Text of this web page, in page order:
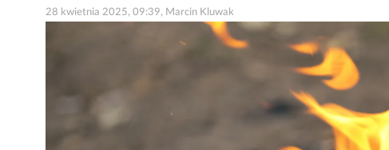
28 kwietnia 2025, 09:39, Marcin Kluwak